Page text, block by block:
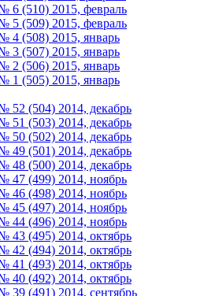
6 (510) 2015, февраль
5 (509) 2015, февраль
4 (508) 2015, январь
3 (507) 2015, январь
2 (506) 2015, январь
1 (505) 2015, январь
52 (504) 2014, декабрь
51 (503) 2014, декабрь
50 (502) 2014, декабрь
49 (501) 2014, декабрь
48 (500) 2014, декабрь
47 (499) 2014, ноябрь
46 (498) 2014, ноябрь
45 (497) 2014, ноябрь
44 (496) 2014, ноябрь
43 (495) 2014, октябрь
42 (494) 2014, октябрь
41 (493) 2014, октябрь
40 (492) 2014, октябрь
39 (491) 2014, сентябрь